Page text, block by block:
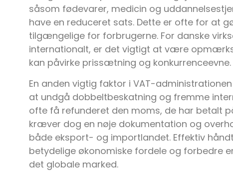
såsom fødevarer, medicin og
have en reduceret sats. Dette er ofte for at
tilgængelige for forbrugerne. For danske
internationalt, er det vigtigt at være
kan påvirke prissætning og konkurrenceevne.
En anden vigtig faktor i VAT-
at undgå dobbeltbeskatning og fremme
ofte få refunderet den moms, de har betalt
kræver dog en nøje dokumentation og
både eksport- og importlandet. Effektiv
betydelige økonomiske fordele og forbedre
det globale marked.